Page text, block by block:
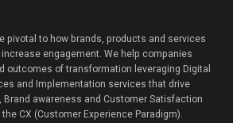
pivotal to how brands, products and services
engagement. We help companies
outcomes of transformation leveraging Digital
and Implementation services that drive
Brand awareness and Customer Satisfaction
CX (Customer Experience Paradigm).